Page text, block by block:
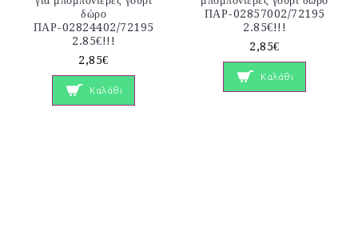
δώρο
ΠΑΡ-02824402/72195
2.85€!!!
2,85€
Καλάθι
ΠΑΡ-02857002/72195
2.85€!!!
2,85€
Καλάθι